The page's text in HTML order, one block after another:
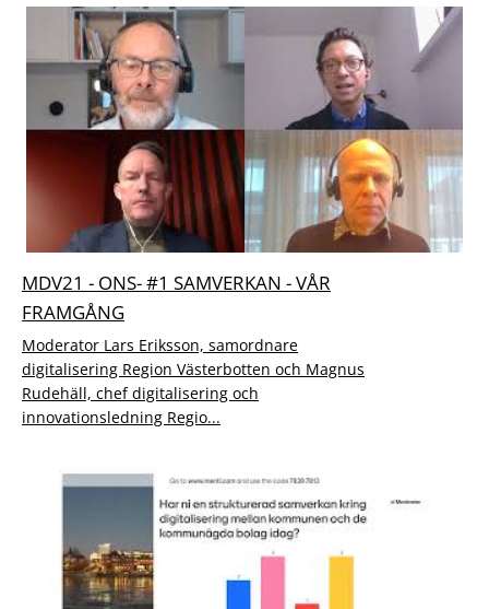
MDV21 - ONS- #1 SAMVERKAN - VÅR
FRAMGÅNG
Moderator Lars Eriksson, samordnare
digitalisering Region Västerbotten och Magnus
Rudehäll, chef digitalisering och
innovationsledning Regio...